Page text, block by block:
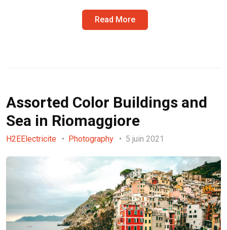
Read More
Assorted Color Buildings and
Sea in Riomaggiore
H2EElectricite Photography 5 juin 2021